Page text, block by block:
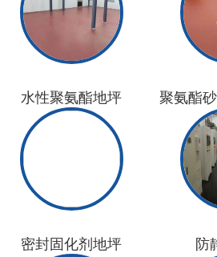
水性聚氨酯地坪 聚氨酯
密封固化剂地坪 防